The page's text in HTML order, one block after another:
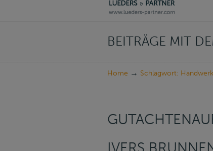
Navigation
BEITRÄGE MIT
Home → Schlagwort:
IVERS